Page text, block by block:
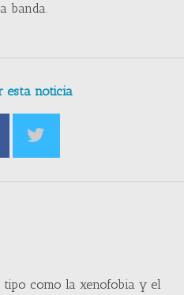
banda.
esta noticia
tipo como la xenofobia y el